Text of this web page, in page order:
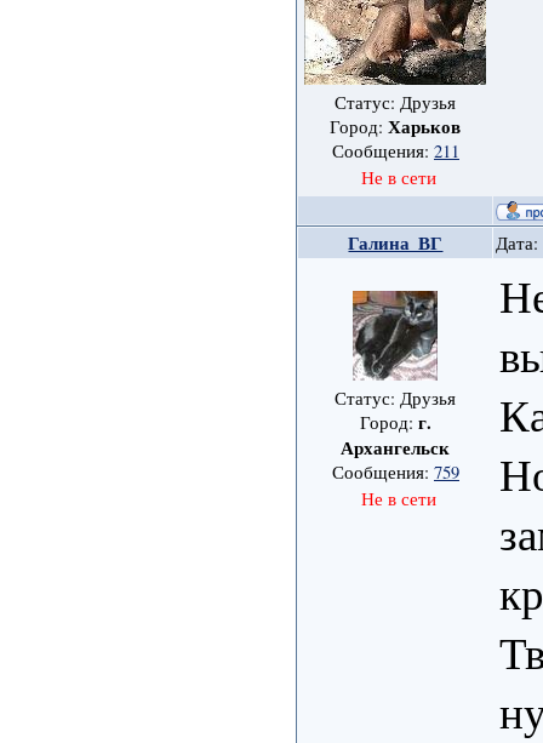
Статус: Друзья
Город:Харьков
Сообщения: 211
Не в сети
Галина_ВГ Дата:
Статус: Друзья
Город: г.
Архангельск
Сообщения: 759
Не в сети